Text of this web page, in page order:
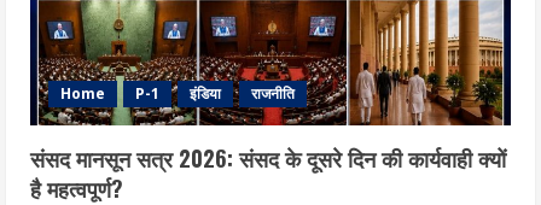
Home P-1 इंडिया राजनीति
संसद मानसून सत्र 2026: संसद के दूसरे दिन की कार्यवाही क्यों
है महत्वपूर्ण?